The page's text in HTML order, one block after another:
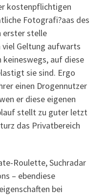
kostenpflichtigen
Fotografi?a­as des
erster stelle
Geltung aufwarts
auf diese
sie sind. Ergo
einen Drogennutzer
er diese eigenen
stellt zu guter letzt
das Privatbereich
Roulette, Suchradar
– ebendiese
bei